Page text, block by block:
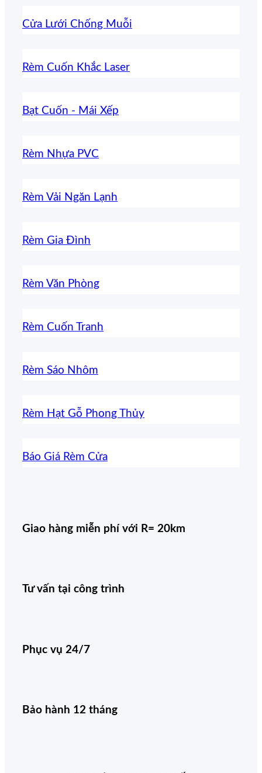
Cửa Lưới Chống Muỗi
Rèm Cuốn Khắc Laser
Bạt Cuốn - Mái Xếp
Rèm Nhựa PVC
Rèm Vải Ngăn Lạnh
Rèm Gia Đình
Rèm Văn Phòng
Rèm Cuốn Tranh
Rèm Sáo Nhôm
Rèm Hạt Gỗ Phong Thủy
Báo Giá Rèm Cửa
Giao hàng miễn phí với R= 20km
Tư vấn tại công trình
Phục vụ 24/7
Bảo hành 12 tháng